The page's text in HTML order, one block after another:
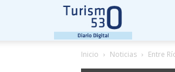
Inicio Noticias Entre